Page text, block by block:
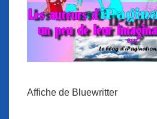
Affiche de Bluewritter